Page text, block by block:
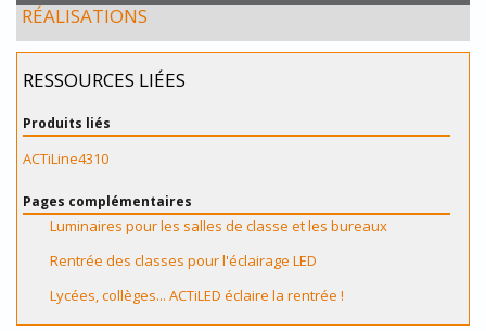
RÉALISATIONS
RESSOURCES LIÉES
Produits liés
ACTiLine4310
Pages complémentaires
Luminaires pour les salles de classe et les bureaux
Rentrée des classes pour l'éclairage LED
Lycées, collèges... ACTiLED éclaire la rentrée !